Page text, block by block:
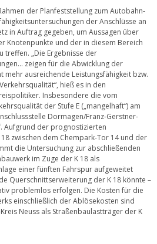
der Planfeststellung zum Autobahn-
der Anschlüsse an
in Auftrag gegeben, um Aussagen über
Knotenpunkte und der in diesem Bereich
treffen. „Die Ergebnisse der
zeigen für die Abwicklung der
mehr ausreichende Leistungsfähigkeit bzw.
hieß es in den
Insbesondere die vom
der Stufe E („mangelhaft“) am
Dormagen/Franz-Gerstner-
Aufgrund der prognostizierten
zwischen dem Chempark-Tor 14 und der
die Untersuchung zur abschließenden
im Zuge der K 18 als
einer fünften Fahrspur aufgeweitet
Querschnittserweiterung der K 18 könnte –
problemlos erfolgen. Die Kosten für die
einschließlich der Ablösekosten sind
Neuss als Straßenbaulastträger der K